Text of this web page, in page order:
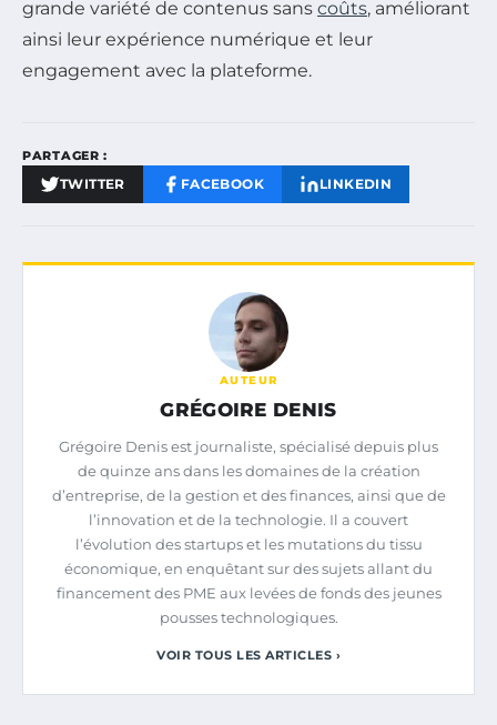
grande variété de contenus sans coûts, améliorant
ainsi leur expérience numérique et leur
engagement avec la plateforme.
PARTAGER :
TWITTER FACEBOOK LINKEDIN
AUTEUR
GRÉGOIRE DENIS
Grégoire Denis est journaliste, spécialisé depuis plus
de quinze ans dans les domaines de la création
d’entreprise, de la gestion et des finances, ainsi que de
l’innovation et de la technologie. Il a couvert
l’évolution des startups et les mutations du tissu
économique, en enquêtant sur des sujets allant du
financement des PME aux levées de fonds des jeunes
pousses technologiques.
VOIR TOUS LES ARTICLES ›